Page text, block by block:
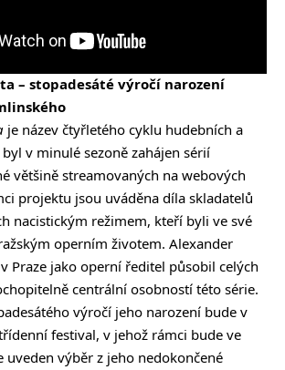
– stopadesáté výročí narození
je název čtyřletého cyklu hudebních a
v minulé sezoně zahájen sérií
většině streamovaných na webových
projektu jsou uváděna díla skladatelů
nacistickým režimem, kteří byli ve své
operním životem. Alexander
Praze jako operní ředitel působil celých
centrální osobností této série.
výročí jeho narození bude v
festival, v jehož rámci bude ve
uveden výběr z jeho nedokončené